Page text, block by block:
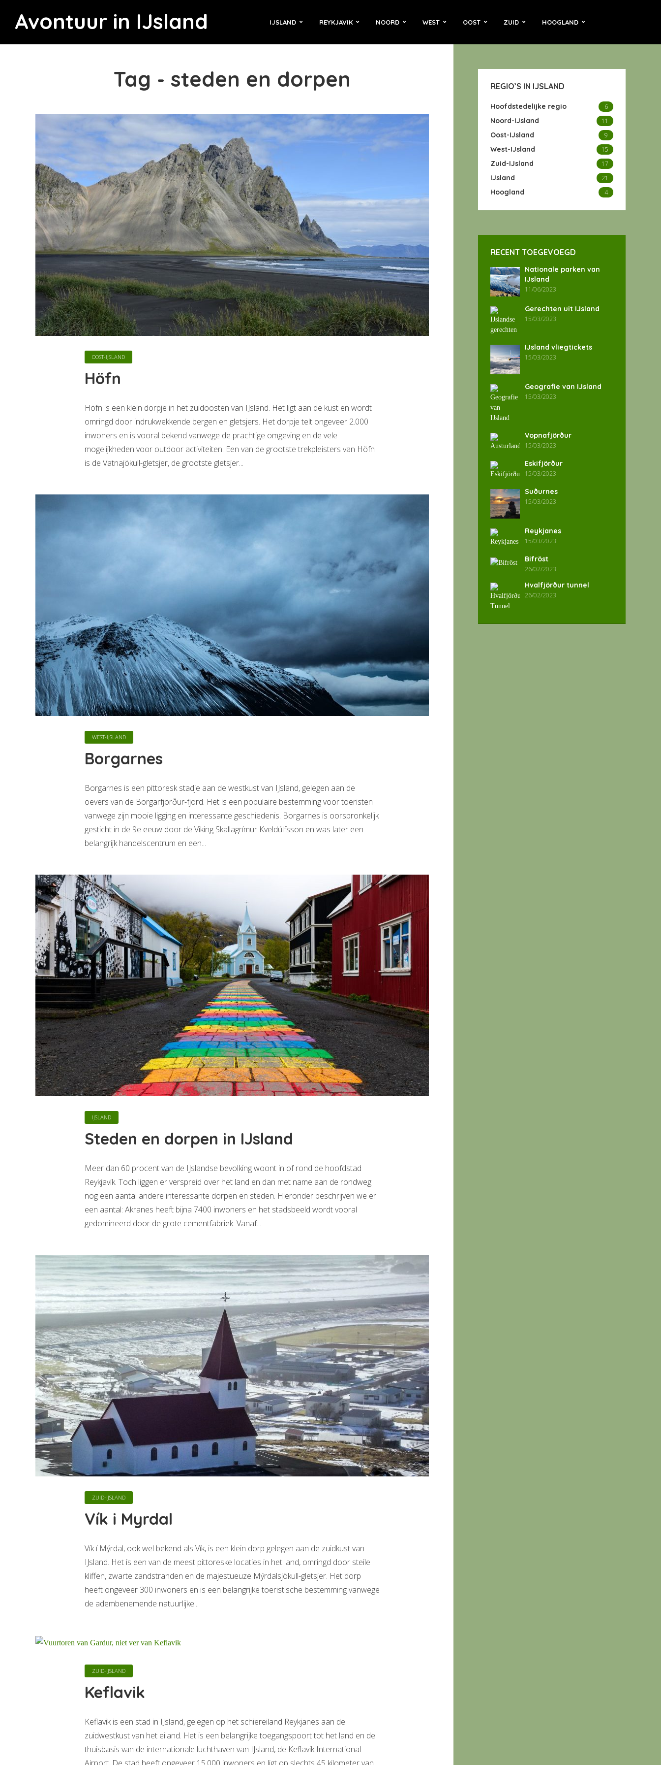
Avontuur in IJsland IJSLAND REYKJAVIK NOORD WEST OOST ZUID HOOGLAND
Tag - steden en dorpen
OOST-IJSLAND
Höfn
Höfn is een klein dorpje in het zuidoosten van IJsland. Het ligt aan de kust en wordt
omringd door indrukwekkende bergen en gletsjers. Het dorpje telt ongeveer 2.000
inwoners en is vooral bekend vanwege de prachtige omgeving en de vele
mogelijkheden voor outdoor activiteiten. Een van de grootste trekpleisters van Höfn
is de Vatnajökull-gletsjer, de grootste gletsjer...
WEST-IJSLAND
Borgarnes
Borgarnes is een pittoresk stadje aan de westkust van IJsland, gelegen aan de
oevers van de Borgarfjörður-fjord. Het is een populaire bestemming voor toeristen
vanwege zijn mooie ligging en interessante geschiedenis. Borgarnes is oorspronkelijk
gesticht in de 9e eeuw door de Viking Skallagrímur Kveldúlfsson en was later een
belangrijk handelscentrum en een...
IJSLAND
Steden en dorpen in IJsland
Meer dan 60 procent van de IJslandse bevolking woont in of rond de hoofdstad
Reykjavik. Toch liggen er verspreid over het land en dan met name aan de rondweg
nog een aantal andere interessante dorpen en steden. Hieronder beschrijven we er
een aantal: Akranes heeft bijna 7400 inwoners en het stadsbeeld wordt vooral
gedomineerd door de grote cementfabriek. Vanaf...
ZUID-IJSLAND
Vík i Myrdal
Vík í Mýrdal, ook wel bekend als Vík, is een klein dorp gelegen aan de zuidkust van
IJsland. Het is een van de meest pittoreske locaties in het land, omringd door steile
kliffen, zwarte zandstranden en de majestueuze Mýrdalsjökull-gletsjer. Het dorp
heeft ongeveer 300 inwoners en is een belangrijke toeristische bestemming vanwege
de adembenemende natuurlijke...
ZUID-IJSLAND
Keflavik
Keflavik is een stad in IJsland, gelegen op het schiereiland Reykjanes aan de
zuidwestkust van het eiland. Het is een belangrijke toegangspoort tot het land en de
thuisbasis van de internationale luchthaven van IJsland, de Keflavik International
REGIO’S IN IJSLAND
Hoofdstedelijke regio 6
Noord-IJsland 11
Oost-IJsland 9
West-IJsland 15
Zuid-IJsland 17
IJsland 21
Hoogland 4
RECENT TOEGEVOEGD
Nationale parken van
IJsland
11/06/2023
Gerechten uit IJsland
15/03/2023
IJsland vliegtickets
15/03/2023
Geografie van IJsland
15/03/2023
Vopnafjörður
15/03/2023
Eskifjörður
15/03/2023
Suðurnes
15/03/2023
Reykjanes
15/03/2023
Bifröst
26/02/2023
Hvalfjörður tunnel
26/02/2023